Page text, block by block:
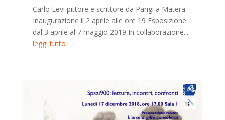
Carlo Levi pittore e scrittore da Parigi a Matera
Inaugurazione il 2 aprile alle ore 19 Esposizione
dal 3 aprile al 7 maggio 2019 In collaborazione...
leggi tutto